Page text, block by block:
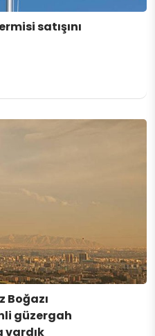
satışını
Boğazı
güzergah
vardık